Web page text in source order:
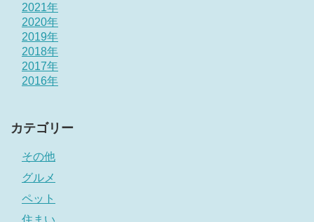
2021年
2020年
2019年
2018年
2017年
2016年
カテゴリー
その他
グルメ
ペット